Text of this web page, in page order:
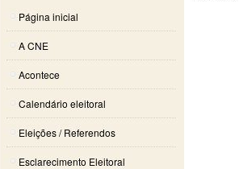
Página inicial
A CNE
Acontece
Calendário eleitoral
Eleições / Referendos
Esclarecimento Eleitoral